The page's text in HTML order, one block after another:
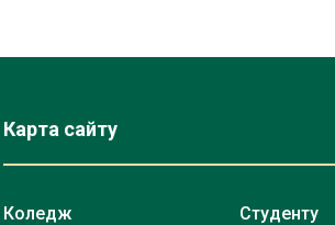
Карта сайту
Коледж Студенту